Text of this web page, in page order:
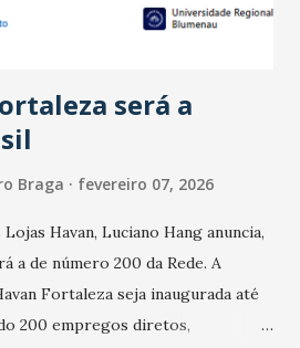
Outros 1% não existiam em
outubro, o faturamento também
pesquisa, 44% dos n...
será a
Braga fevereiro 07, 2026
Havan, Luciano Hang anuncia,
a de número 200 da Rede. A
Fortaleza seja inaugurada até
200 empregos diretos,